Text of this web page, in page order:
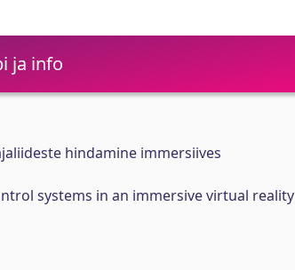
ja info
hindamine immersiives
systems in an immersive virtual reality